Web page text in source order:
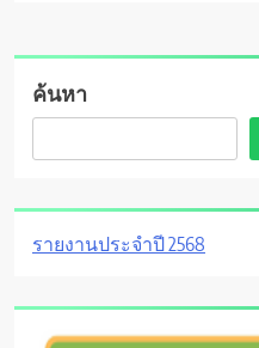
ค้นหา
รายงานประจำปี 2568